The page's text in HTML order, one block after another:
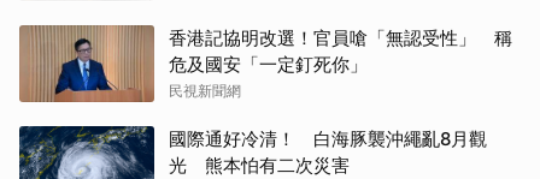
香港記協明改選！官員嗆「無認受性」 稱
危及國安「一定釘死你」
民視新聞網
國際通好冷清！ 白海豚襲沖繩亂8月觀
光 熊本怕有二次災害